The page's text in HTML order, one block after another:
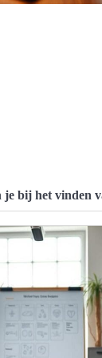
je bij het vinden